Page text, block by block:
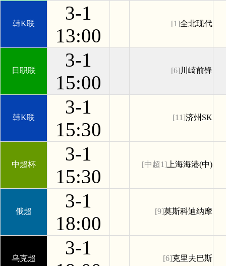
韩K联
3-1
13:00
[1]全北现代
日职联
3-1
15:00
[6] 川崎前锋
韩K联
3-1
15:30
[11]济州SK
中超杯
3-1
15:30
[中超1] 上海海港(中)
俄超
3-1
18:00
[9]莫斯科迪纳摩
乌克超
3-1
[6]克里夫巴斯